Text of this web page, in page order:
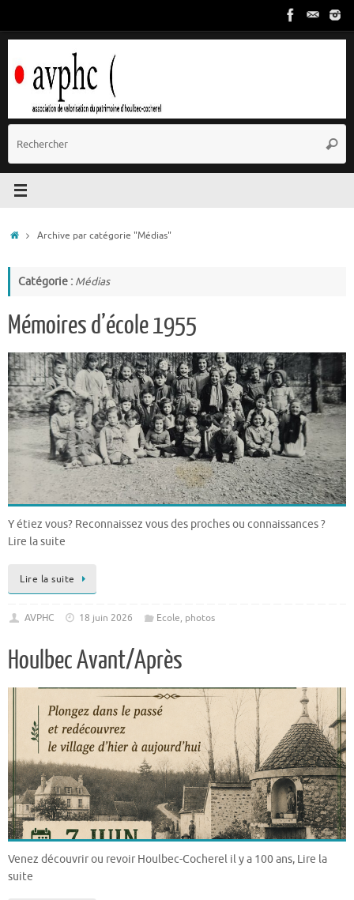
contenu
:
AccueilArchive par catégorie "Médias"
Catégorie : Médias
Mémoires d’école 1955
Y étiez vous? Reconnaissez vous des proches ou connaissances ?
Lire la suite
Lire la suite
AVPHC 18 juin 2026 Ecole, photos
Houlbec Avant/Après
Venez découvrir ou revoir Houlbec-Cocherel il y a 100 ans, Lire la
suite